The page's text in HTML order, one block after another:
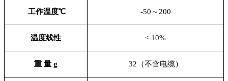
工作温度℃ -50 ～200
温度线性 ≤ 10%
重 量 g 32 （不含电缆）